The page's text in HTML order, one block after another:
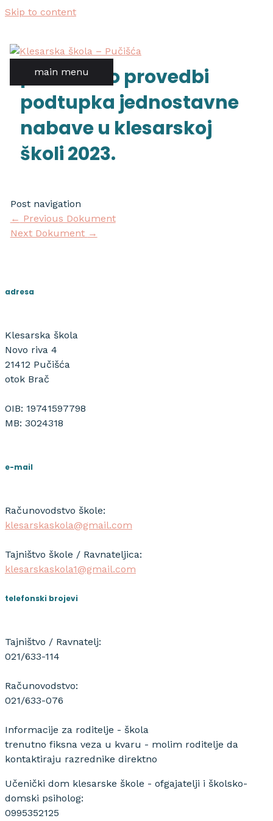
Skip to content
main menu
pravilnik o provedbi
podtupka jednostavne
nabave u klesarskoj
školi 2023.
Post navigation
← Previous Dokument
Next Dokument →
adresa
Klesarska škola
Novo riva 4
21412 Pučišća
otok Brač
OIB: 19741597798
MB: 3024318
e-mail
Računovodstvo škole:
klesarskaskola@gmail.com
Tajništvo škole / Ravnateljica:
klesarskaskola1@gmail.com
telefonski brojevi
Tajništvo / Ravnatelj:
021/633-114
Računovodstvo:
021/633-076
Informacije za roditelje - škola
trenutno fiksna veza u kvaru - molim roditelje da
kontaktiraju razrednike direktno
Učenički dom klesarske škole - ofgajatelji i školsko-
domski psiholog:
0995352125